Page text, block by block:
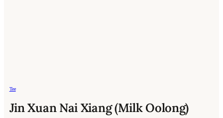
Tee
Jin Xuan Nai Xiang (Milk Oolong)